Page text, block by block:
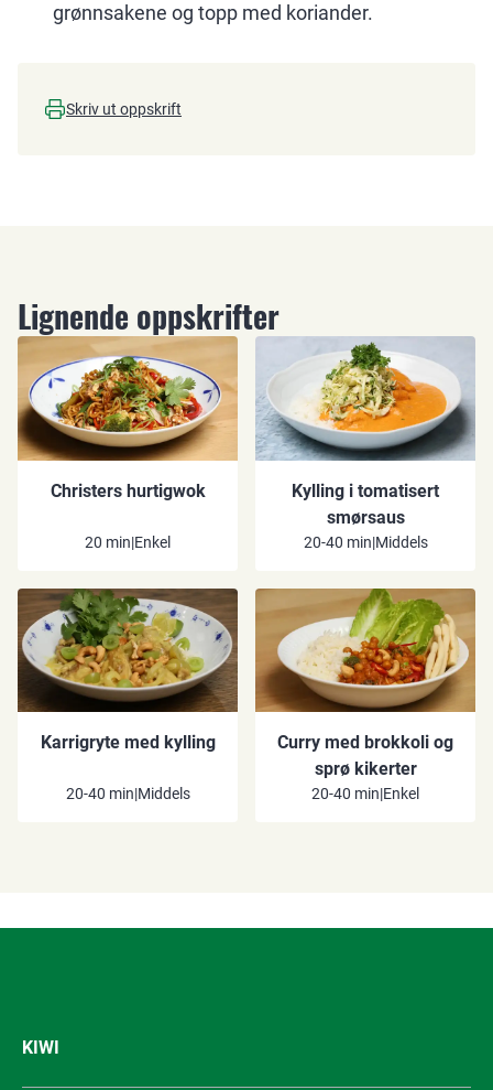
grønnsakene og topp med koriander.
Skriv ut oppskrift
Lignende oppskrifter
Christers hurtigwok
20 min|Enkel
Kylling i tomatisert
smørsaus
20-40 min|Middels
Karrigryte med kylling
20-40 min|Middels
Curry med brokkoli og
sprø kikerter
20-40 min|Enkel
KIWI